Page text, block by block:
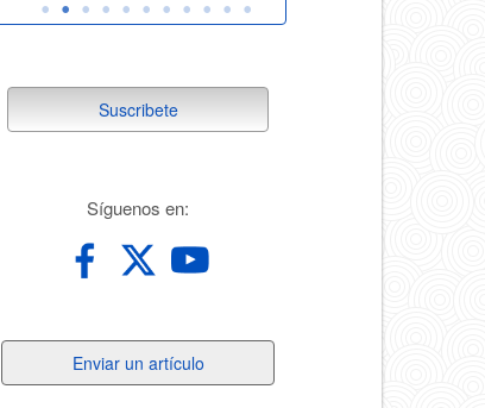
suscribete
Suscribete
Síguenos en:
un
Enviar un artículo